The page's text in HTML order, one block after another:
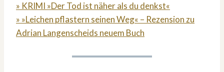
» KRIMI »Der Tod ist näher als du denkst«
» »Leichen pflastern seinen Weg« – Rezension zu
Adrian Langenscheids neuem Buch